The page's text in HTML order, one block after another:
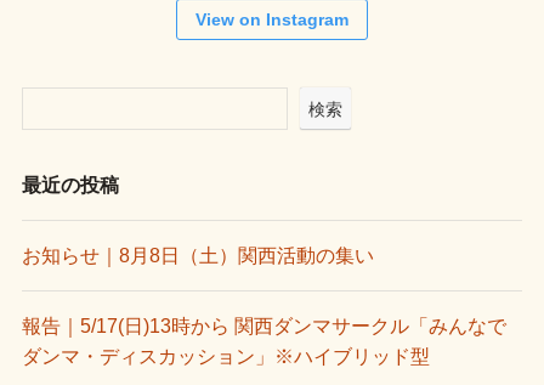
View on Instagram
検索
最近の投稿
お知らせ｜8月8日（土）関西活動の集い
報告｜5/17(日)13時から 関西ダンマサークル「みんなで
ダンマ・ディスカッション」※ハイブリッド型